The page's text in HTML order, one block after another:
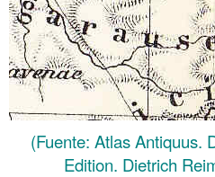
(Fuente: Atlas Antiquus.
Edition. Dietrich